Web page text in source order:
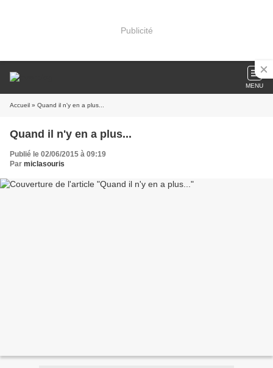
Publicité
MENU
Accueil » Quand il n'y en a plus...
Quand il n'y en a plus...
Publié le 02/06/2015 à 09:19
Par miclasouris